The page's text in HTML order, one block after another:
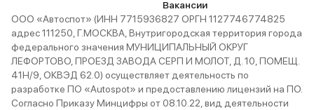
Вакансии
ООО «Автоспот» (ИНН 7715936827 ОРГН 1127746774825
адрес 111250, Г.МОСКВА, Внутригородская территория города
федерального значения МУНИЦИПАЛЬНЫЙ ОКРУГ
ЛЕФОРТОВО, ПРОЕЗД ЗАВОДА СЕРП И МОЛОТ, Д. 10, ПОМЕЩ.
41Н/9, ОКВЭД 62.0) осуществляет деятельность по
разработке ПО «Autospot» и предоставлению лицензий на ПО.
Согласно Приказу Минцифры от 08.10.22, вид деятельности